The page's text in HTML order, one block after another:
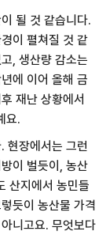
될 것 같습니다.
이 펼쳐질 것 같
, 생산량 감소는
에 이어 올해 금
재난 상황에서
요.
현장에서는 그런
이 벌듯이, 농산
산지에서 농민들
듯이 농산물 가격
니고요. 무엇보다